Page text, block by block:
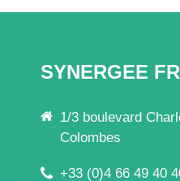
SYNERGEE
1/3 boulevard
Colombes
+33 (0)4 66 49 40